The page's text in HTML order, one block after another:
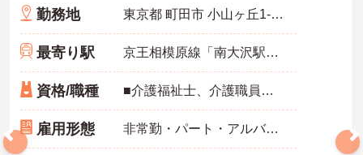
勤務地 東京都 町田市 小山ヶ丘1-11-8
最寄り駅 京王相模原線「南大沢駅」バス・車10分
資格/職種 ■介護福祉士、介護職員実務者研修、介護職員初任者研修、ホームヘルパー1級、ホームヘルパー2級いずれかの資格をお持ちの方 ※未経験相談可能
雇用形態 非常勤・パート・アルバイト